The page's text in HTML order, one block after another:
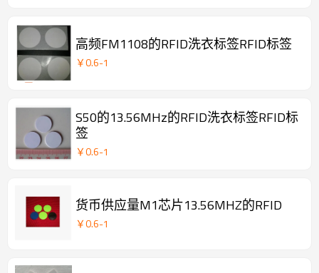
高频FM1108的RFID洗衣标签RFID标签
￥0.6-1
S50的13.56MHz的RFID洗衣标签RFID标
签
￥0.6-1
货币供应量M1芯片13.56MHZ的RFID
￥0.6-1